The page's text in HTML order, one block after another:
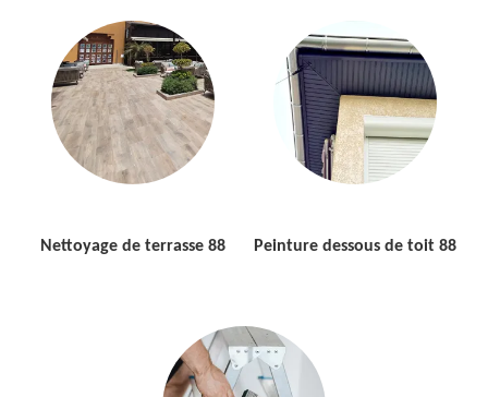
Nettoyage de terrasse 88 Peinture dessous de toit 88